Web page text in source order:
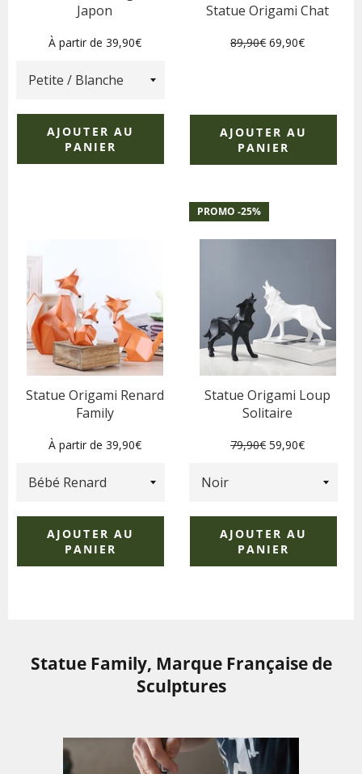
Japon
À partir de 39,90€
AJOUTER AU
PANIER
Statue Origami Chat
Prix
89,90€ Prix
69,90€
AJOUTER AU
PANIER
Statue Origami Renard
Family
À partir de 39,90€
AJOUTER AU
PANIER
Statue Origami Loup
Solitaire
Prix
79,90€ Prix
59,90€
PROMO -25%
AJOUTER AU
PANIER
Statue Family, Marque Française de
Sculptures